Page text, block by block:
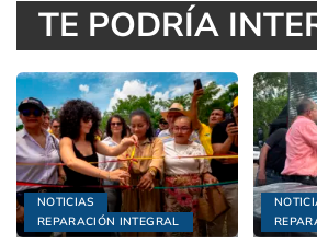
TE PODRÍA
NOTICIAS
REPARACIÓN INTEGRAL